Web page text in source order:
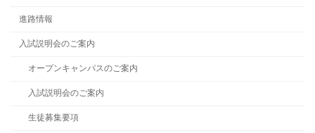
進路情報
入試説明会のご案内
オープンキャンパスのご案内
入試説明会のご案内
生徒募集要項